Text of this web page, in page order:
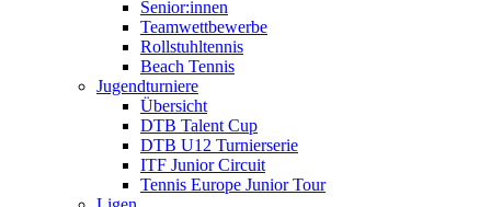
Senior:innen
Teamwettbewerbe
Rollstuhltennis
Beach Tennis
Jugendturniere
Übersicht
DTB Talent Cup
DTB U12 Turnierserie
ITF Junior Circuit
Tennis Europe Junior Tour